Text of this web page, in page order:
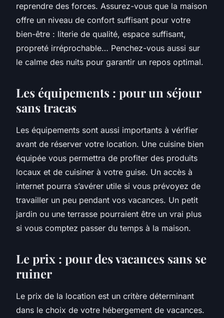
reprendre des forces. Assurez-vous que la maison
offre un niveau de confort suffisant pour votre
bien-être : literie de qualité, espace suffisant,
propreté irréprochable… Penchez-vous aussi sur
le calme des nuits pour garantir un repos optimal.
Les équipements : pour un séjour
sans tracas
Les équipements sont aussi importants à vérifier
avant de réserver votre location. Une cuisine bien
équipée vous permettra de profiter des produits
locaux et de cuisiner à votre guise. Un accès à
internet pourra s’avérer utile si vous prévoyez de
travailler un peu pendant vos vacances. Un petit
jardin ou une terrasse pourraient être un vrai plus
si vous comptez passer du temps à la maison.
Le prix : pour des vacances sans se
ruiner
Le prix de la location est un critère déterminant
dans le choix de votre hébergement de vacances.